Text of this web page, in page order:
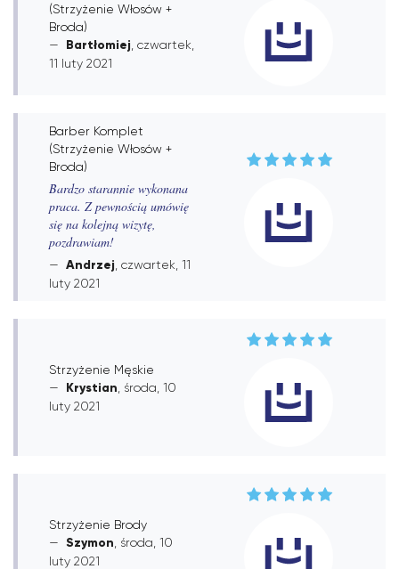
(Strzyżenie Włosów +
Broda)
Bartłomiej , czwartek,
11 luty 2021
Barber Komplet
(Strzyżenie Włosów +
Broda)
Bardzo starannie wykonana
praca. Z pewnością umówię
się na kolejną wizytę,
pozdrawiam!
Andrzej , czwartek, 11
luty 2021
Strzyżenie Męskie
Krystian , środa, 10
luty 2021
Strzyżenie Brody
Szymon , środa, 10
luty 2021